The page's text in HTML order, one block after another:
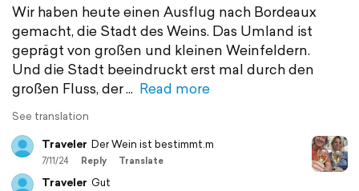
Wir haben heute einen Ausflug nach Bordeaux
gemacht, die Stadt des Weins. Das Umland ist
geprägt von großen und kleinen Weinfeldern.
Und die Stadt beeindruckt erst mal durch den
großen Fluss, der
Read more
See translation
Traveler Der Wein ist bestimmt.m
7/11/24 Reply Translate
Traveler Gut